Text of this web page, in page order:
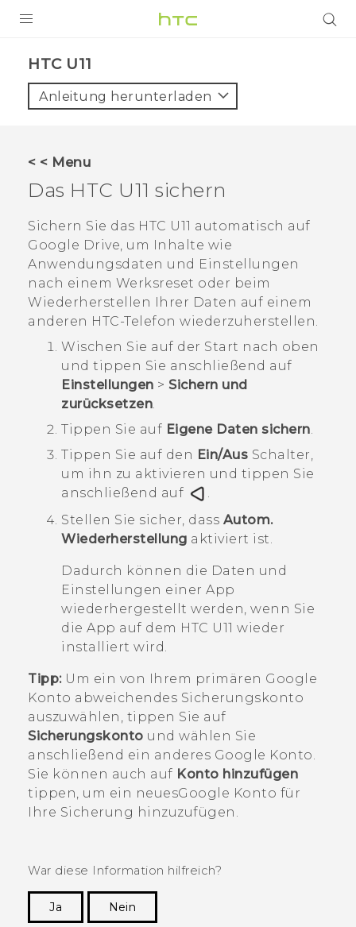
VIVE
UNTERSTÜTZUNG
HTC-Geräte und Zubehör
Anmelden
HTC U11‎
Anleitung herunterladen
< < Menu
Das HTC U11 sichern
Sichern Sie das HTC U11 automatisch auf
Google Drive, um Inhalte wie
Anwendungsdaten und Einstellungen
nach einem Werksreset oder beim
Wiederherstellen Ihrer Daten auf einem
anderen HTC-Telefon wiederzuherstellen.
Wischen Sie auf der Start nach oben
und tippen Sie anschließend auf
Einstellungen > Sichern und
zurücksetzen.
Tippen Sie auf Eigene Daten sichern.
Tippen Sie auf den Ein/Aus Schalter,
um ihn zu aktivieren und tippen Sie
anschließend auf
.
Stellen Sie sicher, dass Autom.
Wiederherstellung aktiviert ist.
Dadurch können die Daten und
Einstellungen einer App
wiederhergestellt werden, wenn Sie
die App auf dem HTC U11 wieder
installiert wird.
Tipp:Um ein von Ihrem primären Google
Konto abweichendes Sicherungskonto
auszuwählen, tippen Sie auf
Sicherungskonto und wählen Sie
anschließend ein anderes Google Konto.
Sie können auch auf Konto hinzufügen
tippen, um ein neuesGoogle Konto für
Ihre Sicherung hinzuzufügen.
War diese Information hilfreich?
Ja
Nein